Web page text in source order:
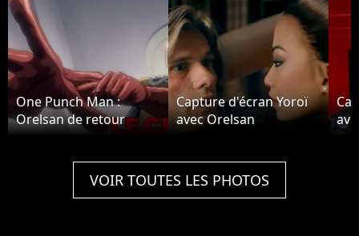
One Punch Man :
Orelsan de retour
Capture d'écran Yoroï
avec Orelsan
VOIR TOUTES LES PHOTOS